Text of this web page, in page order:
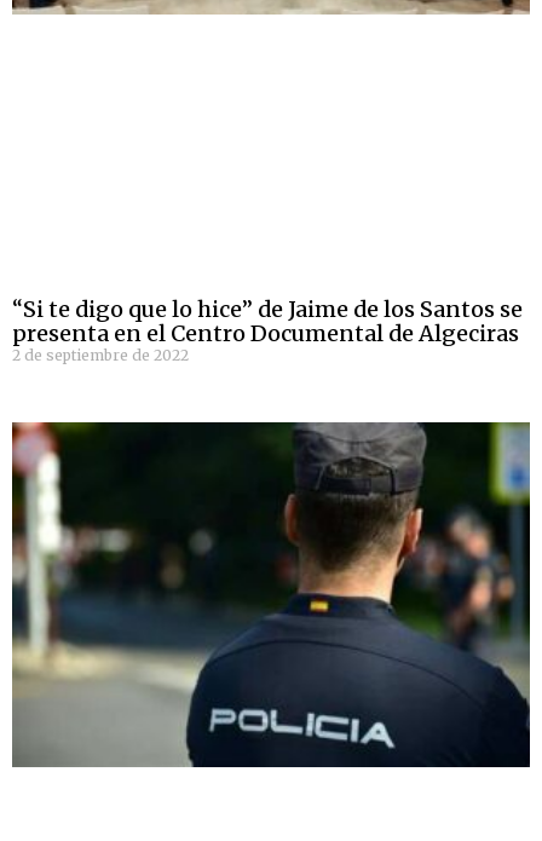
“Si te digo que lo hice” de Jaime de los Santos se
presenta en el Centro Documental de Algeciras
2 de septiembre de 2022